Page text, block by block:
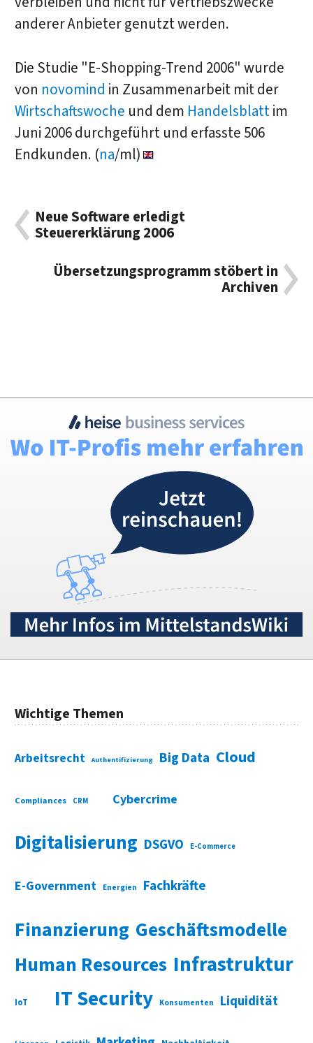
anderer Anbieter genutzt werden.
Die Studie "E-Shopping-Trend 2006" wurde
von novomind in Zusammenarbeit mit der
Wirtschaftswoche und dem Handelsblattim
Juni 2006 durchgeführt und erfasste 506
Endkunden. (na/ml)
Neue Software erledigt
Steuererklärung 2006
Übersetzungsprogramm stöbert in
Archiven
Wichtige Themen
Arbeitsrecht Authentifizierung Big Data Cloud
Compliances CRM Cybercrime
Digitalisierung DSGVO E-Commerce
E-Government Energien Fachkräfte
Finanzierung Geschäftsmodelle
Human Resources Infrastruktur
IoT IT Security Konsumenten Liquidität